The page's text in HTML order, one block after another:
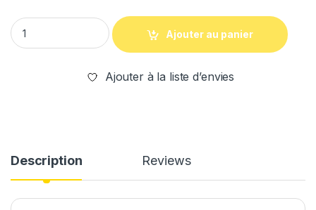
Ajouter au panier
Ajouter à la liste d’envies
Description Reviews